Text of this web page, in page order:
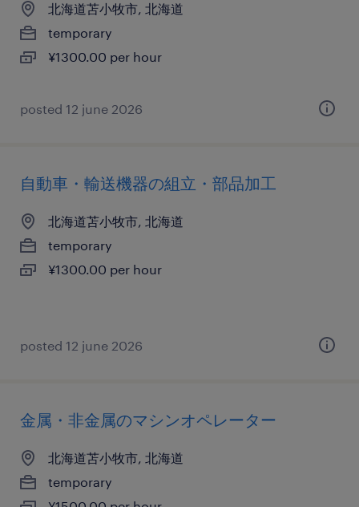
北海道苫小牧市, 北海道
temporary
¥1300.00 per hour
posted 12 june 2026
自動車・輸送機器の組立・部品加工
北海道苫小牧市, 北海道
temporary
¥1300.00 per hour
posted 12 june 2026
金属・非金属のマシンオペレーター
北海道苫小牧市, 北海道
temporary